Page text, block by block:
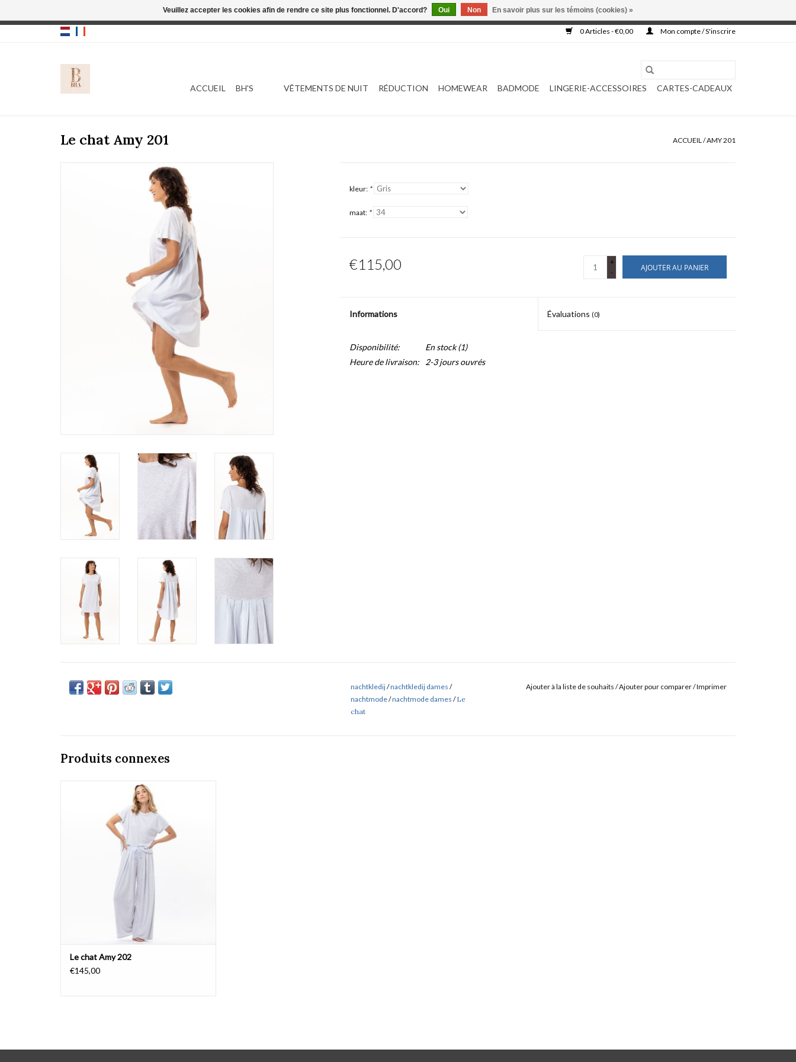
0 Articles - €0,00 Mon compte / S'inscrire
ACCUEIL BH'S VÊTEMENTS DE NUIT RÉDUCTION HOMEWEAR BADMODE LINGERIE-ACCESSOIRES CARTES-CADEAUX
Le chat Amy 201 ACCUEIL/AMY 201
kleur: *
maat: *
€115,00
+
-
AJOUTER AU PANIER
Informations Évaluations (0)
Disponibilité: En stock(1)
Heure de livraison:
2-3 jours ouvrés
nachtkledij/nachtkledij dames /
nachtmode/nachtmode dames /Le
chat
Ajouter à la liste de souhaits /Ajouter pour comparer/Imprimer
Produits connexes
Le chat Amy 202
AJOUTER AU PANIER
Le chat Amy 202
€145,00
Veuillez accepter les cookies afin de rendre ce site plus fonctionnel. D'accord? Oui Non En savoir plus sur les témoins (cookies) »
Cette boutique est en construction. Toute commande passée ne sera ni traitée, ni complétée.